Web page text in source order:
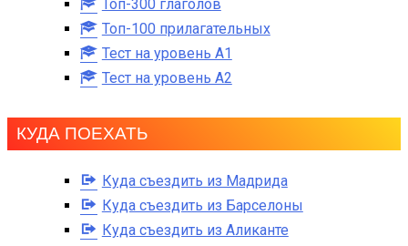
Топ-300 глаголов
Топ-100 прилагательных
Тест на уровень A1
Тест на уровень A2
КУДА ПОЕХАТЬ
Куда съездить из Мадрида
Куда съездить из Барселоны
Куда съездить из Аликанте